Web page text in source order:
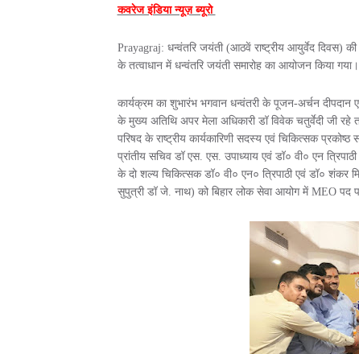
कवरेज इंडिया न्यूज़ ब्यूरो
Prayagraj: धन्वंतरि जयंती (आठवें राष्ट्रीय आयुर्वेद दिवस)
के तत्वाधान में धन्वंतरि जयंती समारोह का आयोजन किया
कार्यक्रम का शुभारंभ भगवान धन्वंतरी के पूजन-अर्चन
के मुख्य अतिथि अपर मेला अधिकारी डॉ विवेक चतुर्वेदी जी
परिषद के राष्ट्रीय कार्यकारिणी सदस्य एवं चिकित्सक
प्रांतीय सचिव डॉ एस. एस. उपाध्याय एवं डॉ० वी० एन
के दो शल्य चिकित्सक डॉ० वी० एन० त्रिपाठी एवं डॉ० शंकर
सुपुत्री डॉ जे. नाथ) को बिहार लोक सेवा आयोग में MEO पद